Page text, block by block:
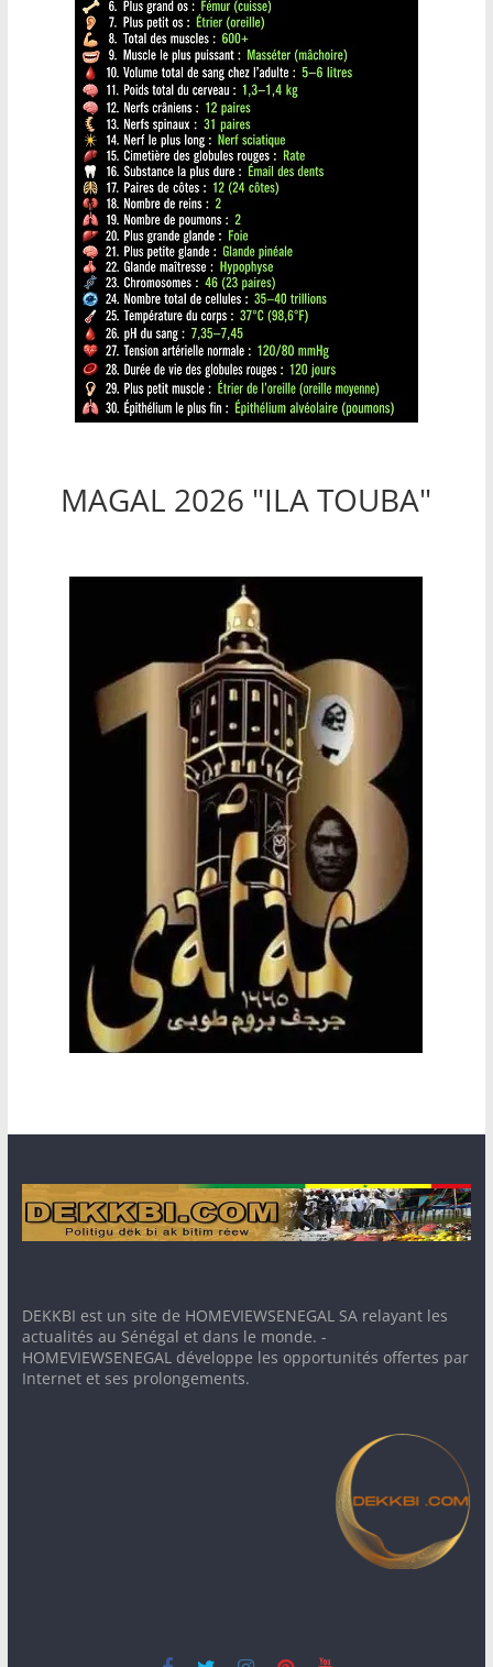
MAGAL 2026 "ILA TOUBA"
DEKKBI est un site de HOMEVIEWSENEGAL SA relayant les
actualités au Sénégal et dans le monde. -
HOMEVIEWSENEGAL développe les opportunités offertes par
Internet et ses prolongements.